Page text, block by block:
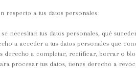
respecto a tus datos personales:
necesitan tus datos personales, qué
a acceder a tus datos personales que
derecho a completar, rectificar, borrar o
procesar tus datos, tienes derecho a